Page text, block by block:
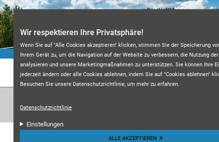
Wir respektieren Ihre Privatsphäre!
Wenn Sie auf "Alle Cookies akzeptieren" klicken, stimmen Sie der Speicherung
Ihrem Gerät zu, um die Navigation auf der Website zu verbessern, die Nutzung
analysieren und unsere Marketingmaßnahmen zu unterstützen. Sie können Ihre
jederzeit ändern oder alle Cookies ablehnen, indem Sie auf "Cookies ablehnen"
Besuchen Sie unsere Datenschutzrichtlinie, um mehr zu erfahren.
Datenschutzrichtlinie
Einstellungen
ALLE AKZEPTIEREN
Direkt zum Inhalt
KFZ-MEISTERWERKSTATT M&A
Unsere Kundenbewertungen: